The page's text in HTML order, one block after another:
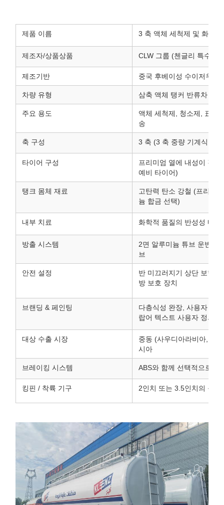
제품 이름 3 축 액체 세척제 및 화학
제조자/상품상품 CLW 그룹 (첸글리 특수 자
제조기반 중국 후베이성 수이저우 시
차량 유형 삼축 액체 탱커 반류차
주요 용도
액체 세척제, 청소제, 표면
송
축 구성 3 축 (3 축 중량 기계식 서
타이어 구성
프리미엄 열에 내성이 강
예비 타이어)
탱크 몸체 재료
고탄력 탄소 강철 (프리미
늄 합금 선택)
내부 치료 화학적 품질의 반성성 내부
방출 시스템
2면 알루미늄 튜브 운반장
브
안전 설정
반 미끄러지기 상단 보행
방 보호 장치
브랜딩 & 페인팅
다층식성 완장, 사용자 지
랍어 텍스트 사용자 정의
대상 수출 시장
중동 (사우디아라비아, 이
시아
브레이킹 시스템 ABS와 함께 선택적으로
킹핀 / 착륙 기구 2인치 또는 3.5인치의 볼